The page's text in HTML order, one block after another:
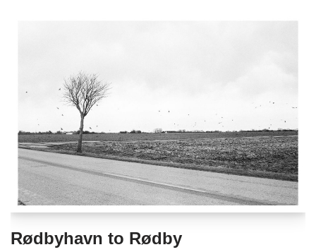
Rødbyhavn to Rødby